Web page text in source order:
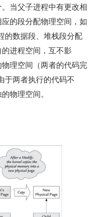
当父子进程中有更改相
的段分配物理空间，如
的数据段、堆栈段分配
进程空间，互不影
理空间（两者的代码完
于两者执行的代码不
物理空间。